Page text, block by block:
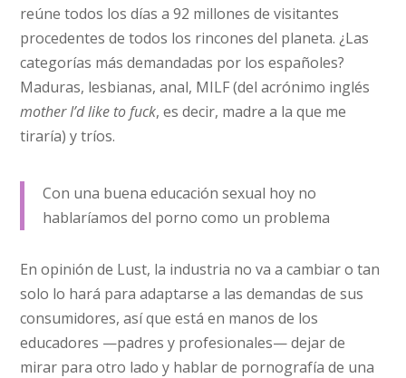
reúne todos los días a 92 millones de visitantes
procedentes de todos los rincones del planeta. ¿Las
categorías más demandadas por los españoles?
Maduras, lesbianas, anal, MILF (del acrónimo inglés
mother I’d like to fuck, es decir, madre a la que me
tiraría) y tríos.
Con una buena educación sexual hoy no
hablaríamos del porno como un problema
En opinión de Lust, la industria no va a cambiar o tan
solo lo hará para adaptarse a las demandas de sus
consumidores, así que está en manos de los
educadores —padres y profesionales— dejar de
mirar para otro lado y hablar de pornografía de una